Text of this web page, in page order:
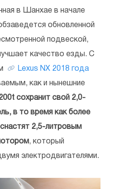
в Шанхае в начале
обновленной
подвеской,
качество езды. С
Lexus NX 2018 года
как и нынешние
сохранит свой 2,0-
в то время как более
2,5-литровым
, который
электродвигателями.